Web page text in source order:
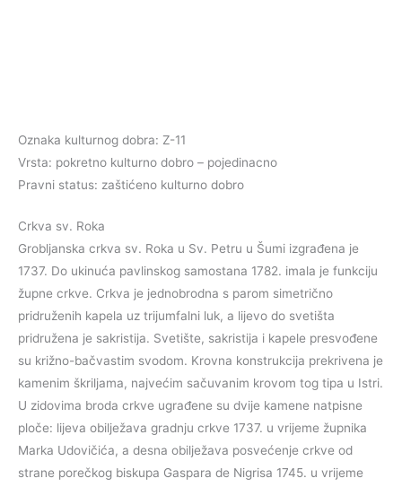
Oznaka kulturnog dobra: Z-11
Vrsta: pokretno kulturno dobro – pojedinacno
Pravni status: zaštićeno kulturno dobro
Crkva sv. Roka
Grobljanska crkva sv. Roka u Sv. Petru u Šumi izgrađena je
1737. Do ukinuća pavlinskog samostana 1782. imala je funkciju
župne crkve. Crkva je jednobrodna s parom simetrično
pridruženih kapela uz trijumfalni luk, a lijevo do svetišta
pridružena je sakristija. Svetište, sakristija i kapele presvođene
su križno-bačvastim svodom. Krovna konstrukcija prekrivena je
kamenim škriljama, najvećim sačuvanim krovom tog tipa u Istri.
U zidovima broda crkve ugrađene su dvije kamene natpisne
ploče: lijeva obilježava gradnju crkve 1737. u vrijeme župnika
Marka Udovičića, a desna obilježava posvećenje crkve od
strane porečkog biskupa Gaspara de Nigrisa 1745. u vrijeme